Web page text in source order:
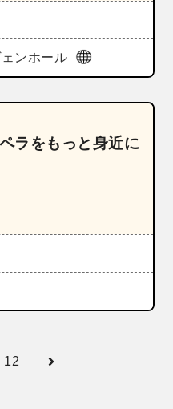
ンホール
ラをもっと身近に
12